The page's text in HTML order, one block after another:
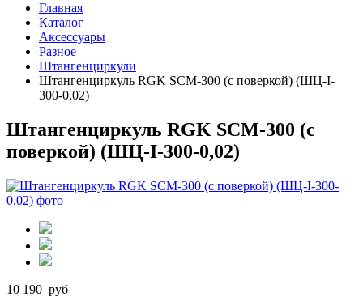
Главная
Каталог
Аксессуары
Разное
Штангенциркули
Штангенциркуль RGK SCM-300 (с поверкой) (ШЦ-I-
300-0,02)
Штангенциркуль RGK SCM-300 (с
поверкой) (ШЦ-I-300-0,02)
10 190 руб